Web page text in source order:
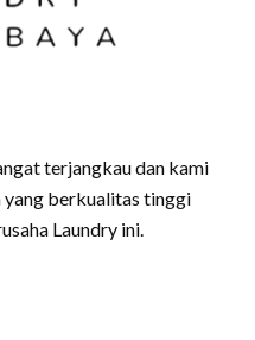
terjangkau dan kami
yang berkualitas tinggi
Laundry ini.